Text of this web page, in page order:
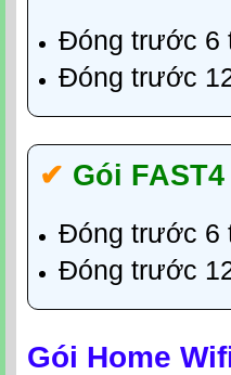
Đóng trước 6
Đóng trước
✔‎ Gói FAST4
Đóng trước 6
Đóng trước
Gói Home